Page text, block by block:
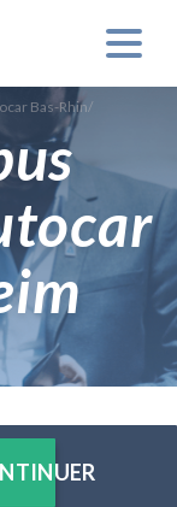
Bas-Rhin/